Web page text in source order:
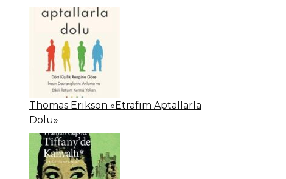
Thomas Erikson «Etrafım Aptallarla
Dolu»